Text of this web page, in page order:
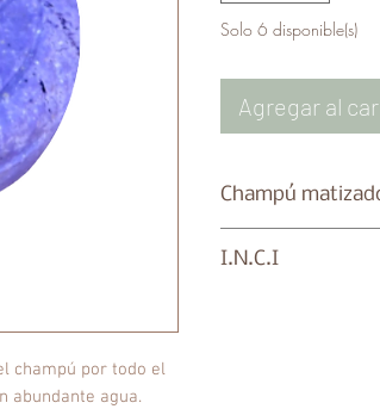
champú por todo el
abundante agua.
Solo 6 disponible(s)
Agregar al
Champú
Con pigmento
I.N.C.I